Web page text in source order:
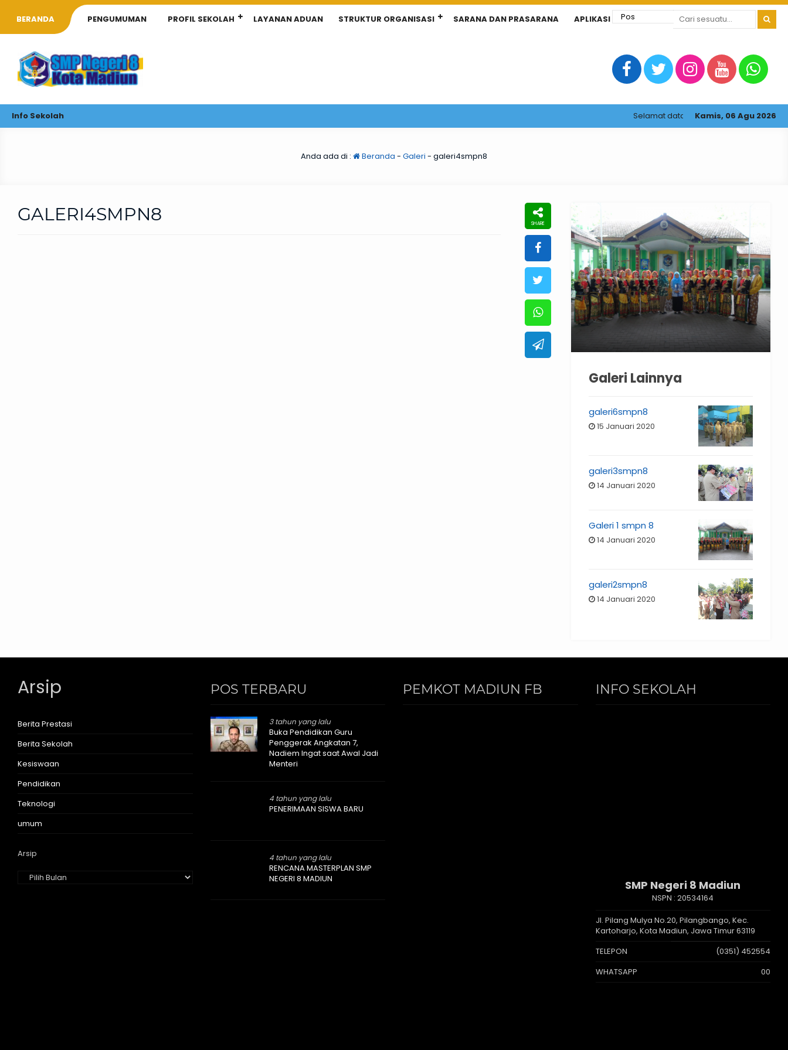
BERANDA PENGUMUMAN PROFIL SEKOLAH LAYANAN ADUAN STRUKTUR ORGANISASI SARANA DAN PRASARANA APLIKASI
Info Sekolah Kamis, 06 Agu 2026
Selamat datang di website resmi SMP
Anda ada di : Beranda - Galeri - galeri4smpn8
GALERI4SMPN8
Galeri Lainnya
galeri6smpn8
15 Januari 2020
galeri3smpn8
14 Januari 2020
Galeri 1 smpn 8
14 Januari 2020
galeri2smpn8
14 Januari 2020
Arsip
Berita Prestasi
Berita Sekolah
Kesiswaan
Pendidikan
Teknologi
umum
Arsip
POS TERBARU
3 tahun yang lalu
Buka Pendidikan Guru
Penggerak Angkatan 7,
Nadiem Ingat saat Awal Jadi
Menteri
4 tahun yang lalu
PENERIMAAN SISWA BARU
4 tahun yang lalu
RENCANA MASTERPLAN SMP
NEGERI 8 MADIUN
PEMKOT MADIUN FB INFO SEKOLAH
SMP Negeri 8 Madiun
NSPN :20534164
Jl. Pilang Mulya No.20, Pilangbango, Kec.
Kartoharjo, Kota Madiun, Jawa Timur 63119
TELEPON
(0351) 452554
WHATSAPP
00